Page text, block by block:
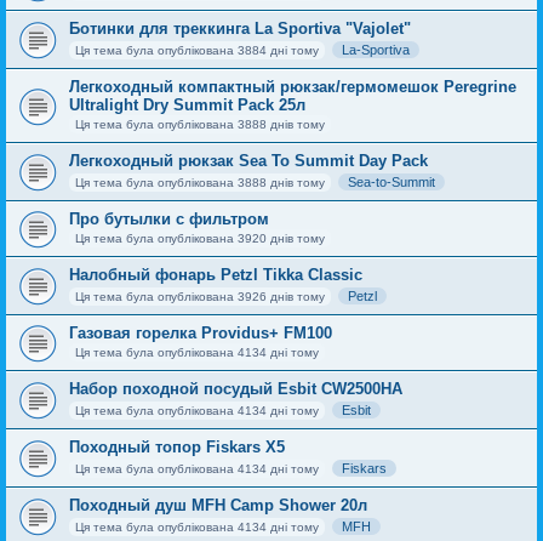
Ботинки для треккинга La Sportiva "Vajolet"
Ця тема була опублікована 3884 дні тому La-Sportiva
Легкоходный компактный рюкзак/гермомешок Peregrine
Ultralight Dry Summit Pack 25л
Ця тема була опублікована 3888 днів тому
Легкоходный рюкзак Sea To Summit Day Pack
Ця тема була опублікована 3888 днів тому Sea-to-Summit
Про бутылки с фильтром
Ця тема була опублікована 3920 днів тому
Налобный фонарь Petzl Tikka Classic
Ця тема була опублікована 3926 днів тому Petzl
Газовая горелка Providus+ FM100
Ця тема була опублікована 4134 дні тому
Набор походной посудый Esbit CW2500HA
Ця тема була опублікована 4134 дні тому Esbit
Походный топор Fiskars X5
Ця тема була опублікована 4134 дні тому Fiskars
Походный душ MFH Camp Shower 20л
Ця тема була опублікована 4134 дні тому MFH